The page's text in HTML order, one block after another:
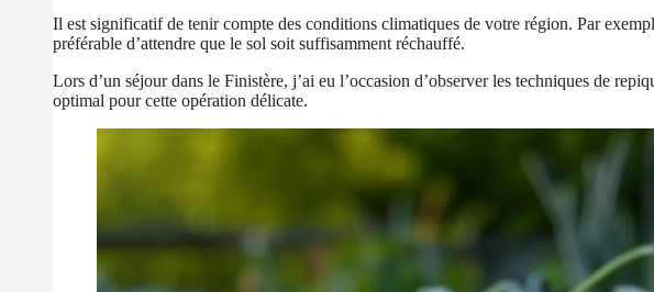
Il est significatif de tenir compte des conditions climatiques de votre région. Par
préférable d’attendre que le sol soit suffisamment réchauffé.
Lors d’un séjour dans le Finistère, j’ai eu l’occasion d’observer les techniques de
optimal pour cette opération délicate.